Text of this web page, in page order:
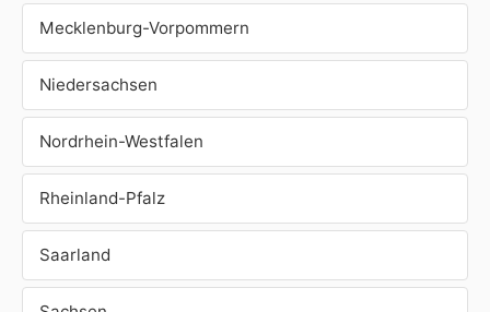
Mecklenburg-Vorpommern
Niedersachsen
Nordrhein-Westfalen
Rheinland-Pfalz
Saarland